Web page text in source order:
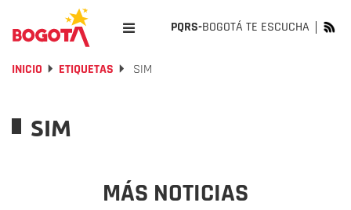
PQRS-BOGOTÁ TE ESCUCHA
INICIO ETIQUETAS SIM
SIM
MÁS NOTICIAS